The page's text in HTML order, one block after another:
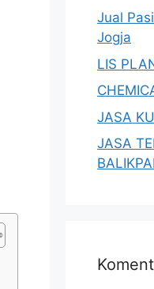
Jual
Jogja
LIS
JASA
JASA